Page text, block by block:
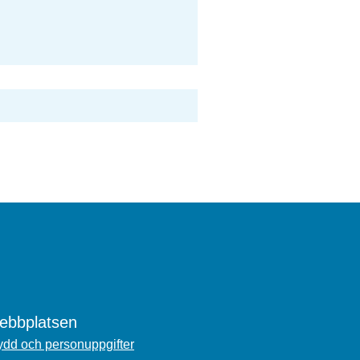
och personuppgifter